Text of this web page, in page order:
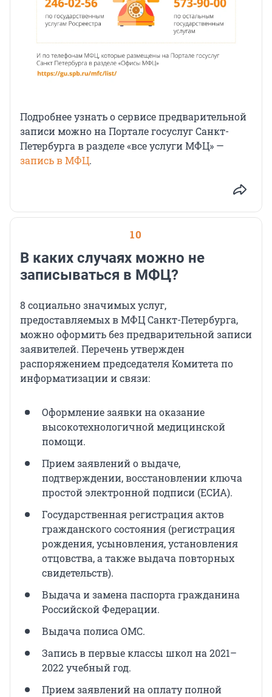
Подробнее узнать о сервисе предварительной
записи можно на Портале госуслуг Санкт-
Петербурга в разделе «все услуги МФЦ» —
запись в МФЦ.
10
В каких случаях можно не
записываться в МФЦ?
8 социально значимых услуг,
предоставляемых в МФЦ Санкт-Петербурга,
можно оформить без предварительной записи
заявителей. Перечень утвержден
распоряжением председателя Комитета по
информатизации и связи:
Оформление заявки на оказание
высокотехнологичной медицинской
помощи.
Прием заявлений о выдаче,
подтверждении, восстановлении ключа
простой электронной подписи (ЕСИА).
Государственная регистрация актов
гражданского состояния (регистрация
рождения, усыновления, установления
отцовства, а также выдача повторных
свидетельств).
Выдача и замена паспорта гражданина
Российской Федерации.
Выдача полиса ОМС.
Запись в первые классы школ на 2021–
2022 учебный год.
Прием заявлений на оплату полной